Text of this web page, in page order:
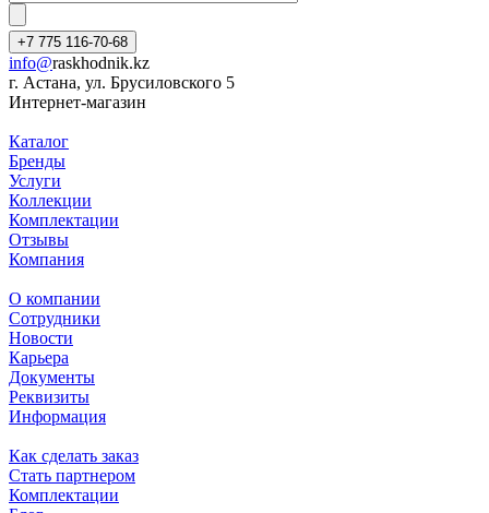
+7 775 116-70-68
info@raskhodnik.kz
г. Астана, ул. Брусиловского 5
Интернет-магазин
Каталог
Бренды
Услуги
Коллекции
Комплектации
Отзывы
Компания
О компании
Сотрудники
Новости
Карьера
Документы
Реквизиты
Информация
Как сделать заказ
Стать партнером
Комплектации